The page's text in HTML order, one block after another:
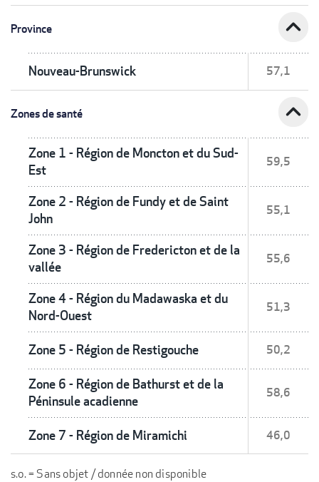
Province expand_less
Nouveau-Brunswick 57,1
Zones de santé expand_less
Zone 1 - Région de Moncton et du Sud-
Est
59,5
Zone 2 - Région de Fundy et de Saint
John
55,1
Zone 3 - Région de Fredericton et de la
vallée
55,6
Zone 4 - Région du Madawaska et du
Nord-Ouest
51,3
Zone 5 - Région de Restigouche 50,2
Zone 6 - Région de Bathurst et de la
Péninsule acadienne
58,6
Zone 7 - Région de Miramichi 46,0
s.o. = Sans objet / donnée non disponible